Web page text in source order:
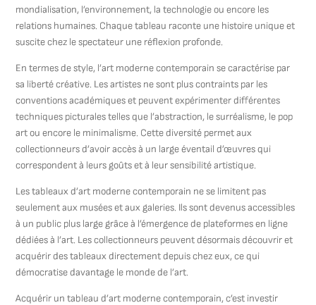
mondialisation, l’environnement, la technologie ou encore les
relations humaines. Chaque tableau raconte une histoire unique et
suscite chez le spectateur une réflexion profonde.
En termes de style, l’art moderne contemporain se caractérise par
sa liberté créative. Les artistes ne sont plus contraints par les
conventions académiques et peuvent expérimenter différentes
techniques picturales telles que l’abstraction, le surréalisme, le pop
art ou encore le minimalisme. Cette diversité permet aux
collectionneurs d’avoir accès à un large éventail d’œuvres qui
correspondent à leurs goûts et à leur sensibilité artistique.
Les tableaux d’art moderne contemporain ne se limitent pas
seulement aux musées et aux galeries. Ils sont devenus accessibles
à un public plus large grâce à l’émergence de plateformes en ligne
dédiées à l’art. Les collectionneurs peuvent désormais découvrir et
acquérir des tableaux directement depuis chez eux, ce qui
démocratise davantage le monde de l’art.
Acquérir un tableau d’art moderne contemporain, c’est investir